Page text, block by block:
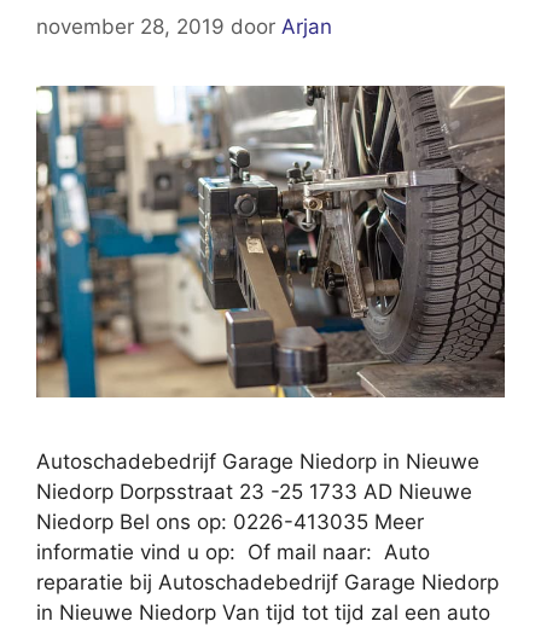
november 28, 2019 door Arjan
Autoschadebedrijf Garage Niedorp in Nieuwe
Niedorp Dorpsstraat 23 -25 1733 AD Nieuwe
Niedorp Bel ons op: 0226-413035 Meer
informatie vind u op: Of mail naar: Auto
reparatie bij Autoschadebedrijf Garage Niedorp
in Nieuwe Niedorp Van tijd tot tijd zal een auto